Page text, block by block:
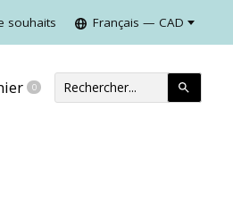
souhaits Français — CAD
0items